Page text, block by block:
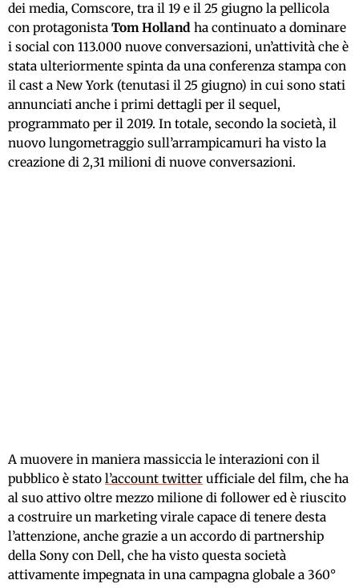
dei media, Comscore, tra il 19 e il 25 giugno la pellicola
con protagonista Tom Holland ha continuato a dominare
i social con 113.000 nuove conversazioni, un’attività che è
stata ulteriormente spinta da una conferenza stampa con
il cast a New York (tenutasi il 25 giugno) in cui sono stati
annunciati anche i primi dettagli per il sequel,
programmato per il 2019. In totale, secondo la società, il
nuovo lungometraggio sull’arrampicamuri ha visto la
creazione di 2,31 milioni di nuove conversazioni.
A muovere in maniera massiccia le interazioni con il
pubblico è stato l’account twitter ufficiale del film, che ha
al suo attivo oltre mezzo milione di follower ed è riuscito
a costruire un marketing virale capace di tenere desta
l’attenzione, anche grazie a un accordo di partnership
della Sony con Dell, che ha visto questa società
attivamente impegnata in una campagna globale a 360°